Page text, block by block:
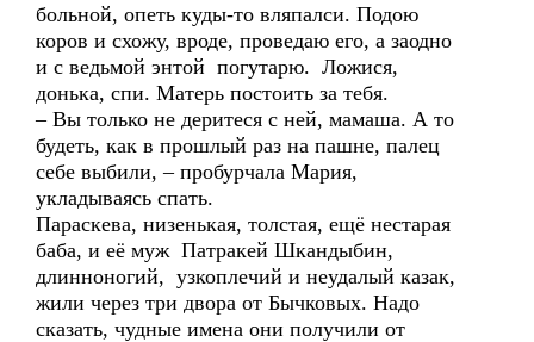
больной, опеть куды-то вляпалси. Подою
коров и схожу, вроде, проведаю его, а заодно
и с ведьмой энтой погутарю. Ложися,
донька, спи. Матерь постоить за тебя.
– Вы только не деритеся с ней, мамаша. А то
будеть, как в прошлый раз на пашне, палец
себе выбили, – пробурчала Мария,
укладываясь спать.
Параскева, низенькая, толстая, ещё нестарая
баба, и её муж Патракей Шкандыбин,
длинноногий, узкоплечий и неудалый казак,
жили через три двора от Бычковых. Надо
сказать, чудные имена они получили от